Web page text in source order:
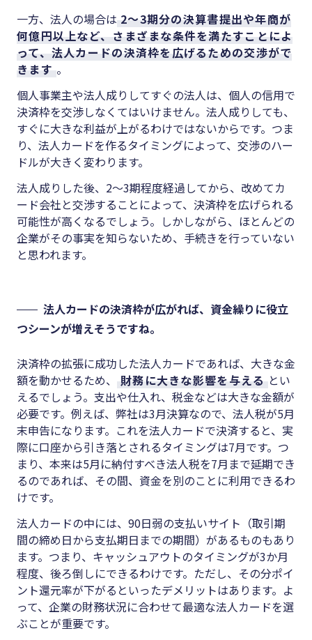
一方、法人の場合は 2～3期分の決算書提出や年商が
何億円以上など、さまざまな条件を満たすことによ
って、法人カードの決済枠を広げるための交渉がで
きます 。
個人事業主や法人成りしてすぐの法人は、個人の信用で
決済枠を交渉しなくてはいけません。法人成りしても、
すぐに大きな利益が上がるわけではないからです。つま
り、法人カードを作るタイミングによって、交渉のハー
ドルが大きく変わります。
法人成りした後、2～3期程度経過してから、改めてカ
ード会社と交渉することによって、決済枠を広げられる
可能性が高くなるでしょう。しかしながら、ほとんどの
企業がその事実を知らないため、手続きを行っていない
と思われます。
法人カードの決済枠が広がれば、資金繰りに役立
つシーンが増えそうですね。
決済枠の拡張に成功した法人カードであれば、大きな金
額を動かせるため、
財務に大きな影響を与える とい
えるでしょう。支出や仕入れ、税金などは大きな金額が
必要です。例えば、弊社は3月決算なので、法人税が5月
末申告になります。これを法人カードで決済すると、実
際に口座から引き落とされるタイミングは7月です。つ
まり、本来は5月に納付すべき法人税を7月まで延期でき
るのであれば、その間、資金を別のことに利用できるわ
けです。
法人カードの中には、90日弱の支払いサイト（取引期
間の締め日から支払期日までの期間）があるものもあり
ます。つまり、キャッシュアウトのタイミングが3か月
程度、後ろ倒しにできるわけです。ただし、その分ポイ
ント還元率が下がるといったデメリットはあります。よ
って、企業の財務状況に合わせて最適な法人カードを選
ぶことが重要です。